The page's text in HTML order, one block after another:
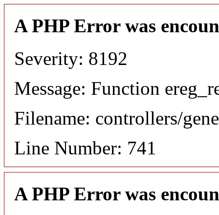
A PHP Error was
Severity: 8192
Message: Function
Filename: controllers/
Line Number: 741
A PHP Error was